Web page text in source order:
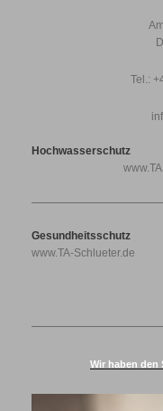
Tel.:
Hochwasserschutz
Gesundheitsschutz
www.TA-Schlueter.de
Wir haben den